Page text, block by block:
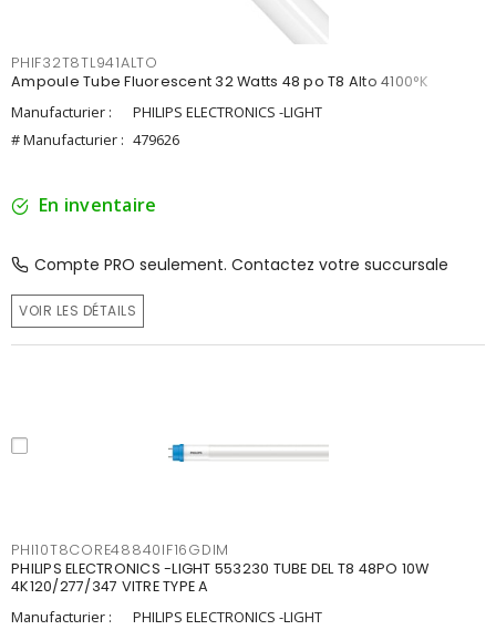
PHIF32T8TL941ALTO
Ampoule Tube Fluorescent 32 Watts 48 po T8 Alto 4100°K
Manufacturier :
PHILIPS ELECTRONICS -LIGHT
# Manufacturier : 479626
En inventaire
Compte PRO seulement. Contactez votre succursale
VOIR LES DÉTAILS
PHI10T8CORE48840IF16GDIM
PHILIPS ELECTRONICS -LIGHT 553230 TUBE DEL T8 48PO 10W
4K120/277/347 VITRE TYPE A
Manufacturier :
PHILIPS ELECTRONICS -LIGHT